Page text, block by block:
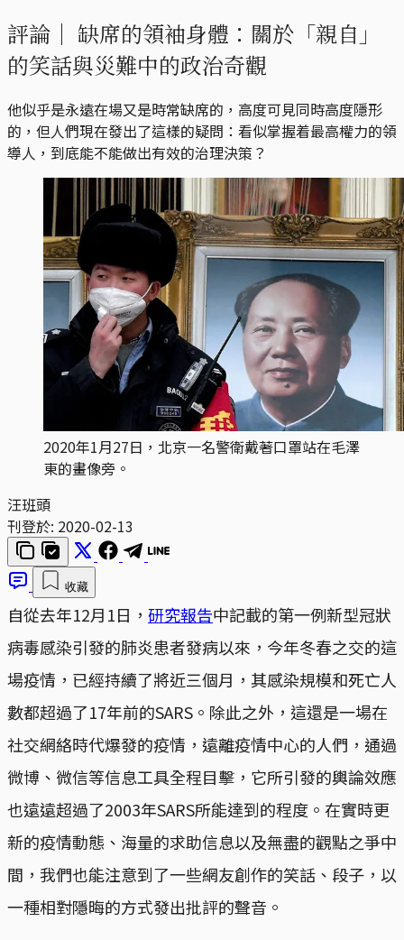
評論｜ 缺席的領袖身體：關於「親自」
的笑話與災難中的政治奇觀
他似乎是永遠在場又是時常缺席的，高度可見同時高度隱形
的，但人們現在發出了這樣的疑問：看似掌握着最高權力的領
導人，到底能不能做出有效的治理決策？
2020年1月27日，北京一名警衛戴著口罩站在毛澤
東的畫像旁。
汪班頭
刊登於: 2020-02-13
收藏
自從去年12月1日， 研究報告中記載的第一例新型冠狀
病毒感染引發的肺炎患者發病以來，今年冬春之交的這
場疫情，已經持續了將近三個月，其感染規模和死亡人
數都超過了17年前的SARS。除此之外，這還是一場在
社交網絡時代爆發的疫情，遠離疫情中心的人們，通過
微博、微信等信息工具全程目擊，它所引發的輿論效應
也遠遠超過了2003年SARS所能達到的程度。在實時更
新的疫情動態、海量的求助信息以及無盡的觀點之爭中
間，我們也能注意到了一些網友創作的笑話、段子，以
一種相對隱晦的方式發出批評的聲音。